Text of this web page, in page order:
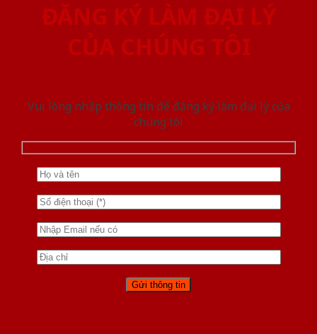
ĐĂNG KÝ LÀM ĐẠI LÝ
CỦA CHÚNG TÔI
Vui lòng nhập thông tin để đăng ký làm đại lý của
chúng tôi